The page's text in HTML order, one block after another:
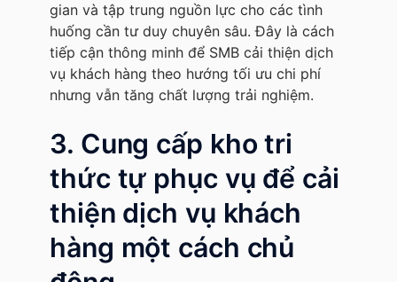
gian và tập trung nguồn lực cho các tình
huống cần tư duy chuyên sâu. Đây là cách
tiếp cận thông minh để SMB cải thiện dịch
vụ khách hàng theo hướng tối ưu chi phí
nhưng vẫn tăng chất lượng trải nghiệm.
3. Cung cấp kho tri
thức tự phục vụ để cải
thiện dịch vụ khách
hàng một cách chủ